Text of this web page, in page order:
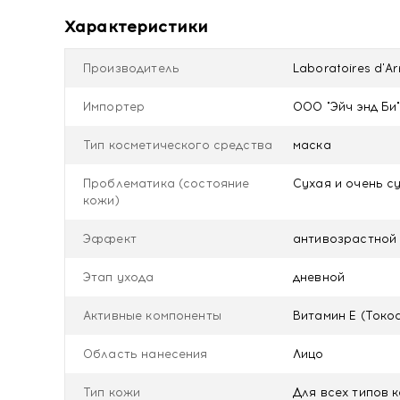
функционирования вещества: коллаген, эластин,
- Стволовые клетки морского критмума
- Минералы морской воды Гольфстрима
- Комплекс сквалена и масел огуречника,
защитную гидролипидную мантию кожи.
повреждающего воздействия ультрафиолетового
(рекомендуется использовать крем-эксфолиант
используется в области глаз.
Характеристики
Производитель Laboratoires
Импортер ООО "Эйч энд
Тип косметического средства маска
Проблематика (состояние
кожи)
Сухая и очень
Эффект
Этап ухода дневной
Активные компоненты Витамин Е
Область нанесения Лицо
Тип кожи Для всех типов